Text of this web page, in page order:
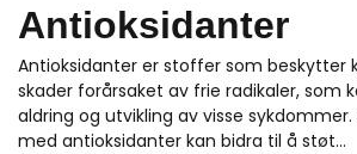
Antioksidanter
Antioksidanter er stoffer som beskytter
skader forårsaket av frie radikaler, som
aldring og utvikling av visse sykdommer.
med antioksidanter kan bidra til å støt...